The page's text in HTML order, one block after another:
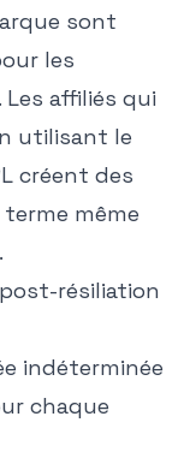
sont
les
affiliés qui
utilisant le
créent des
même
résiliation
indéterminée
chaque